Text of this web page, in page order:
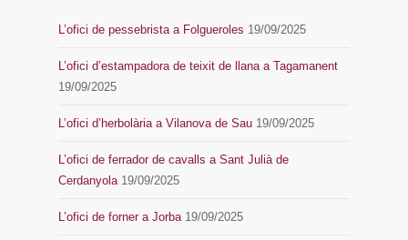
L’ofici de pessebrista a Folgueroles 19/09/2025
L’ofici d’estampadora de teixit de llana a Tagamanent
19/09/2025
L’ofici d’herbolària a Vilanova de Sau 19/09/2025
L’ofici de ferrador de cavalls a Sant Julià de
Cerdanyola 19/09/2025
L’ofici de forner a Jorba 19/09/2025